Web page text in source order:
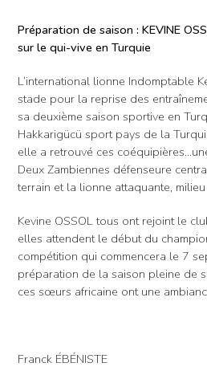
Préparation de saison : KEVINE
sur le qui-vive en Turquie
L’international lionne Indomptable
stade pour la reprise des
sa deuxième saison sportive en
Hakkarigücü sport pays de la
elle a retrouvé ces
Deux Zambiennes défenseure
terrain et la lionne attaquante,
Kevine OSSOL tous ont rejoint le
elles attendent le début du
compétition qui commencera le 7
préparation de la saison pleine de
ces sœurs africaine ont une
Franck ÉBÉNISTE